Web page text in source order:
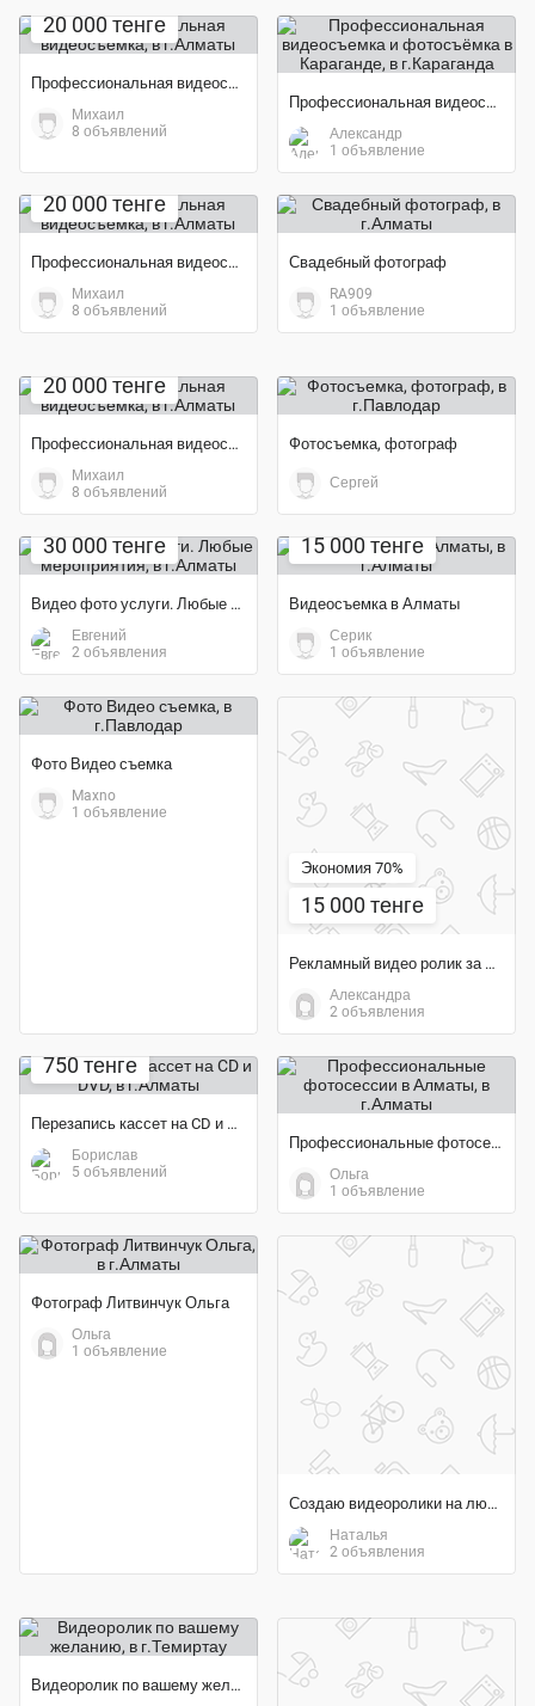
20 000 тенге
Профессиональная видеосъемка
Михаил
8 объявлений
Профессиональная видеосъемка и фотосъёмка в Караганде
Александр
1 объявление
20 000 тенге
Профессиональная видеосъемка
Михаил
8 объявлений
Свадебный фотограф
RA909
1 объявление
20 000 тенге
Профессиональная видеосъемка
Михаил
8 объявлений
Фотосъемка, фотограф
Сергей
30 000 тенге
Видео фото услуги. Любые мероприятия
Евгений
2 объявления
15 000 тенге
Видеосъемка в Алматы
Серик
1 объявление
Фото Видео съемка
Maxno
1 объявление
Экономия 70%
15 000 тенге
Рекламный видео ролик за 15 000 тг для соцсетей
Александра
2 объявления
750 тенге
Перезапись кассет на CD и DVD
Борислав
5 объявлений
Профессиональные фотосессии в Алматы
Ольга
1 объявление
Фотограф Литвинчук Ольга
Ольга
1 объявление
Создаю видеоролики на любой праздник
Наталья
2 объявления
Видеоролик по вашему желанию